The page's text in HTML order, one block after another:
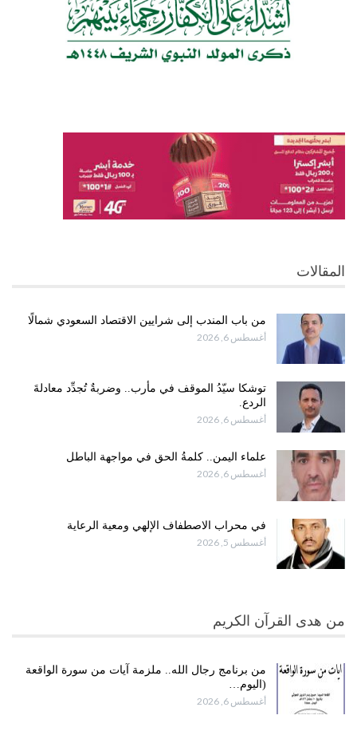
المقالات
من باب المندب إلى شرايين الاقتصاد السعودي شمالًا
أغسطس 6, 2026
توشكا سيّدُ الموقف في مأرب.. وضربةٌ تُجدِّد معادلةَ
الردع.
أغسطس 6, 2026
علماء اليمن.. كلمةُ الحق في مواجهة الباطل
أغسطس 6, 2026
في محراب الاصطفاف الإلهي ومعية الرعاية
أغسطس 5, 2026
من هدى القرآن الكريم
من برنامج رجال الله.. ملزمة آيات من سورة الواقعة
(اليوم…
أغسطس 6, 2026